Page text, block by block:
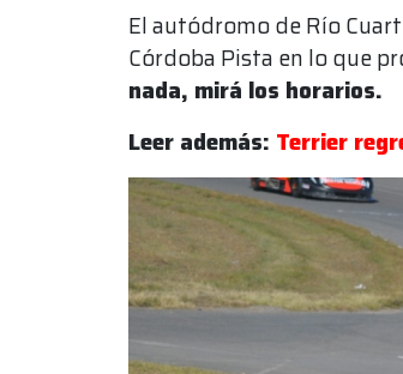
El autódromo de Río
Córdoba Pista en lo que
nada, mirá los horarios.
Leer además: Terrier